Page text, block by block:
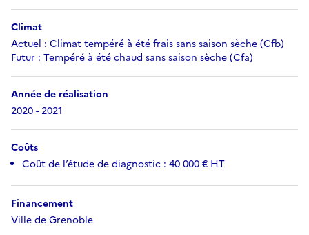
Climat
Actuel : Climat tempéré à été frais sans saison sèche (Cfb)
Futur : Tempéré à été chaud sans saison sèche (Cfa)
Année de réalisation
2020 - 2021
Coûts
Coût de l’étude de diagnostic : 40 000 € HT
Financement
Ville de Grenoble